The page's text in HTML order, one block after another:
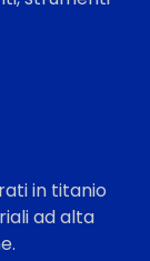
in titanio
ad alta